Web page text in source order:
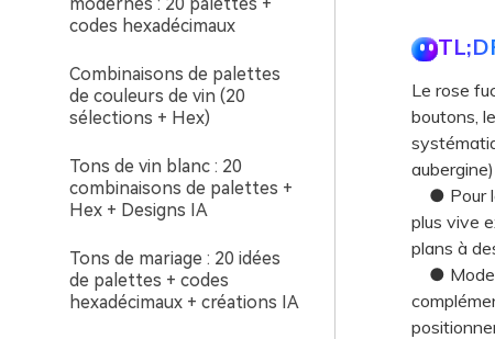
codes hexadécimaux
Combinaisons de palettes
de couleurs de vin (20
sélections + Hex)
Tons de vin blanc : 20
combinaisons de palettes +
Hex + Designs IA
Tons de mariage : 20 idées
de palettes + codes
hexadécimaux + créations IA
Le rose
boutons,
● Pour
plus vive
plans à
●